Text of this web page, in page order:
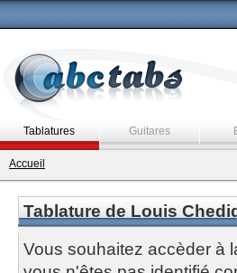
Tablatures Guitares
Accueil
Tablature de Louis
Vous souhaitez accèder à